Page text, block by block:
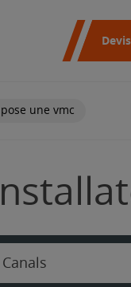
une vmc
Canals